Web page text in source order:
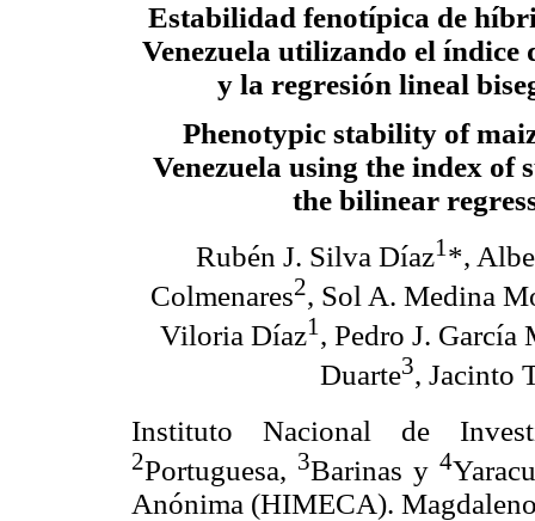
Estabilidad fenotípica de
Venezuela utilizando el índice
y la regresión lineal
Phenotypic stability of
Venezuela using the index of
the bilinear
Rubén J. Silva Díaz1 *,
Colmenares2, Sol A. Medina
Viloria Díaz1 , Pedro J. García
Duarte3, Jacinto
Instituto Nacional de
2Portuguesa, 3Barinas y 4
Anónima (HIMECA).